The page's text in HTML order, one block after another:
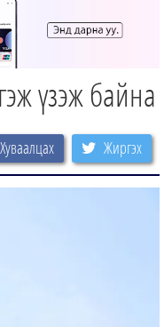
үзэж байна
Хуваалцах Жиргэх